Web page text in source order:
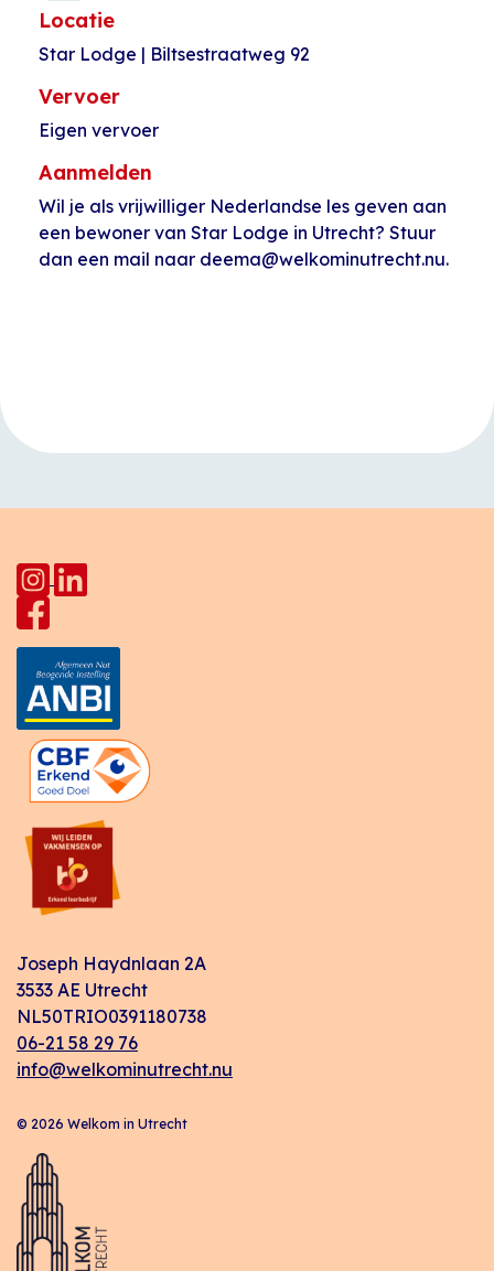
Locatie
Star Lodge | Biltsestraatweg 92
Vervoer
Eigen vervoer
Aanmelden
Wil je als vrijwilliger Nederlandse les geven aan
een bewoner van Star Lodge in Utrecht? Stuur
dan een mail naar deema@welkominutrecht.nu.
Joseph Haydnlaan 2A
3533 AE Utrecht
NL50TRIO0391180738
06-21 58 29 76
info@welkominutrecht.nu
© 2026 Welkom in Utrecht